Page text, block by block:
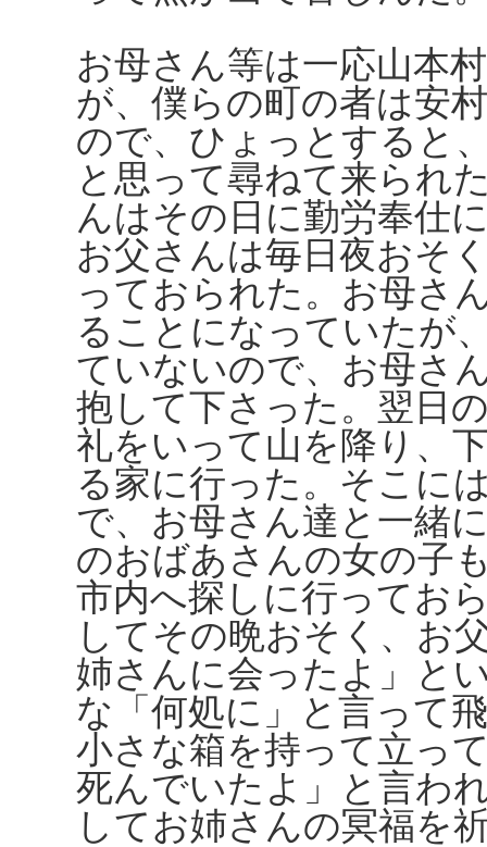
お母さん等は一応山本
が、僕らの町の者は安
ので、ひょっとすると
と思って尋ねて来られ
んはその日に勤労奉仕
お父さんは毎日夜おそ
っておられた。お母さ
ることになっていたが
ていないので、お母さ
抱して下さった。翌日
礼をいって山を降り、
る家に行った。そこに
で、お母さん達と一緒
のおばあさんの女の子
市内へ探しに行ってお
してその晩おそく、お
姉さんに会ったよ」と
な「何処に」と言って
小さな箱を持って立っ
死んでいたよ」と言わ
してお姉さんの冥福を